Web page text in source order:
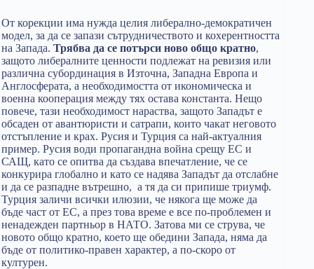
От корекции има нужда целия либерално-демократичен
модел, за да се запази сътрудничеството и кохерентността
на Запада. Трябва да се потърси ново общо кратно,
защото либералните ценности подлежат на ревизия или
различна субординация в Източна, Западна Европа и
Англосферата, а необходимостта от икономическа и
военна кооперация между тях остава константа. Нещо
повече, тази необходимост нараства, защото Западът е
обсаден от авантюристи и сатрапи, които чакат неговото
отстъпление и крах. Русия и Турция са най-актуалния
пример. Русия води пропагандна война срещу ЕС и
САЩ, като се опитва да създава впечатление, че се
конкурира глобално и като се надява Западът да отслабне
и да се разпадне вътрешно, а тя да си припише триумф.
Турция заличи всички илюзии, че някога ще може да
бъде част от ЕС, а през това време е все по-проблемен и
ненадежден партньор в НАТО. Затова ми се струва, че
новото общо кратно, което ще обедини Запада, няма да
бъде от политико-правен характер, а по-скоро от
културен.